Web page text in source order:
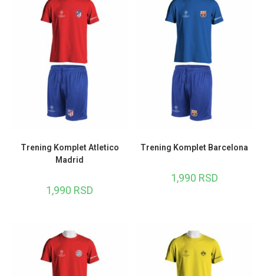
Trening Komplet Atletico
Madrid
1,990 RSD
Trening Komplet Barcelona
1,990 RSD